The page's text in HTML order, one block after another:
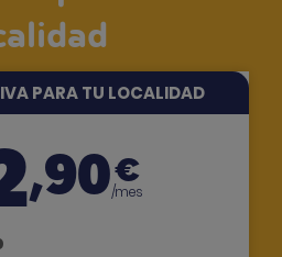
PARA TU LOCALIDAD
,90€
/mes